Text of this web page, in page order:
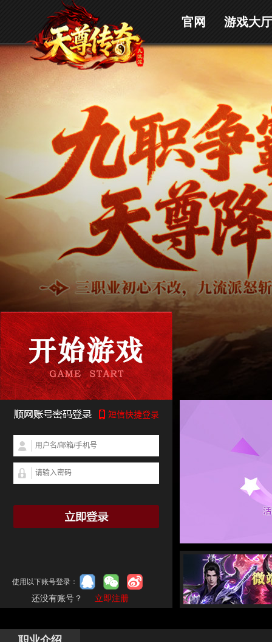
官网 游戏大厅
使用以下账号登录：
还没有账号？ 立即注册